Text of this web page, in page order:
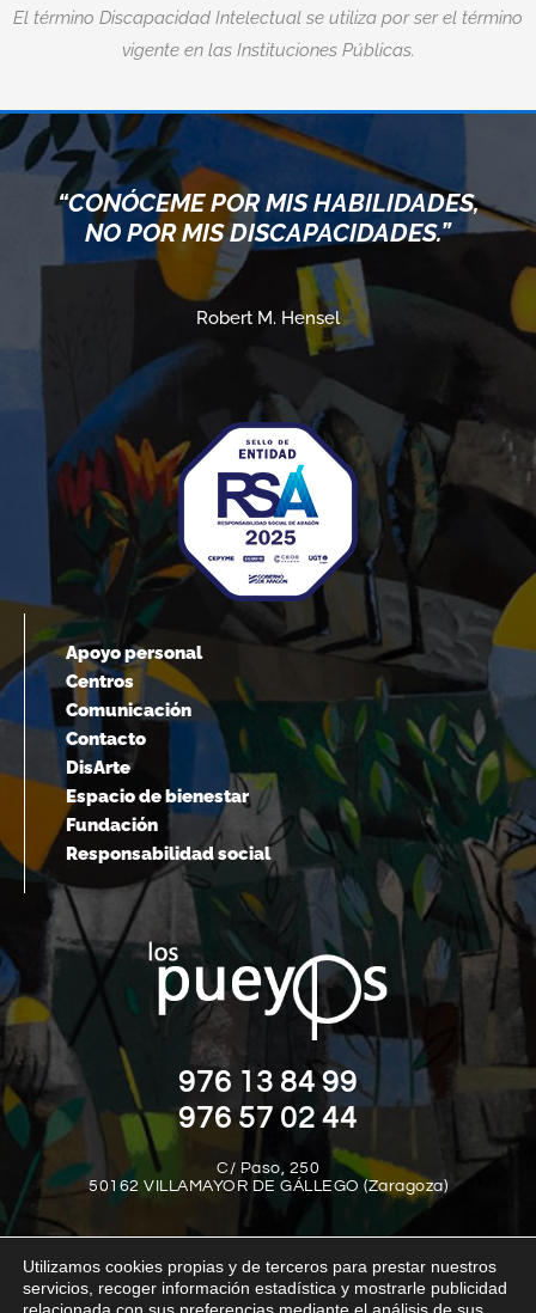
El término Discapacidad Intelectual se utiliza por ser el término
vigente en las Instituciones Públicas.
“CONÓCEME POR MIS HABILIDADES,
NO POR MIS DISCAPACIDADES.”
Robert M. Hensel
Apoyo personal
Centros
Comunicación
Contacto
DisArte
Espacio de bienestar
Fundación
Responsabilidad social
976 13 84 99
976 57 02 44
C/ Paso, 250
50162 VILLAMAYOR DE GÁLLEGO (Zaragoza)
Utilizamos cookies propias y de terceros para prestar nuestros
servicios, recoger información estadística y mostrarle publicidad